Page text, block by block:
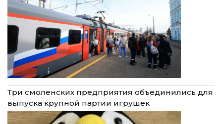
Три смоленских предприятия объединились для
выпуска крупной партии игрушек